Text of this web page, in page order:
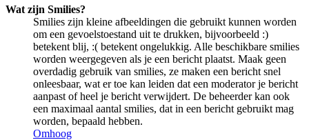
Wat zijn Smilies?
Smilies zijn kleine afbeeldingen die gebruikt kunnen worden
om een gevoelstoestand uit te drukken, bijvoorbeeld :)
betekent blij, :( betekent ongelukkig. Alle beschikbare smilies
worden weergegeven als je een bericht plaatst. Maak geen
overdadig gebruik van smilies, ze maken een bericht snel
onleesbaar, wat er toe kan leiden dat een moderator je bericht
aanpast of heel je bericht verwijdert. De beheerder kan ook
een maximaal aantal smilies, dat in een bericht gebruikt mag
worden, bepaald hebben.
Omhoog